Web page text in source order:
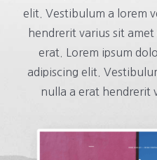
elit. Vestibulum a lorem
hendrerit varius sit
erat. Lorem ipsum
adipiscing elit.
nulla a erat hendrerit